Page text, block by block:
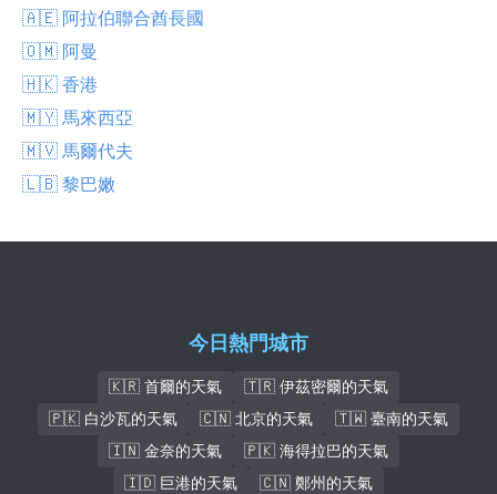
🇦🇪 阿拉伯聯合酋長國
🇴🇲 阿曼
🇭🇰 香港
🇲🇾 馬來西亞
🇲🇻 馬爾代夫
🇱🇧 黎巴嫩
今日熱門城市
🇰🇷 首爾的天氣
🇹🇷 伊茲密爾的天氣
🇵🇰 白沙瓦的天氣
🇨🇳 北京的天氣
🇹🇼 臺南的天氣
🇮🇳 金奈的天氣
🇵🇰 海得拉巴的天氣
🇮🇩 巨港的天氣
🇨🇳 鄭州的天氣